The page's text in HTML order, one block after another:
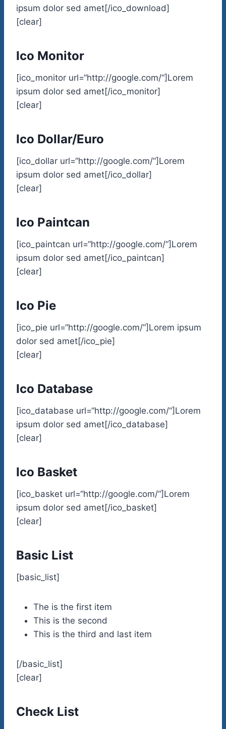
ipsum dolor sed amet[/ico_download]
[clear]
Ico Monitor
[ico_monitor url=“http://google.com/“]Lorem
ipsum dolor sed amet[/ico_monitor]
[clear]
Ico Dollar/Euro
[ico_dollar url=“http://google.com/“]Lorem
ipsum dolor sed amet[/ico_dollar]
[clear]
Ico Paintcan
[ico_paintcan url=“http://google.com/“]Lorem
ipsum dolor sed amet[/ico_paintcan]
[clear]
Ico Pie
[ico_pie url=“http://google.com/“]Lorem ipsum
dolor sed amet[/ico_pie]
[clear]
Ico Database
[ico_database url=“http://google.com/“]Lorem
ipsum dolor sed amet[/ico_database]
[clear]
Ico Basket
[ico_basket url=“http://google.com/“]Lorem
ipsum dolor sed amet[/ico_basket]
[clear]
Basic List
[basic_list]
The is the first item
This is the second
This is the third and last item
[/basic_list]
[clear]
Check List